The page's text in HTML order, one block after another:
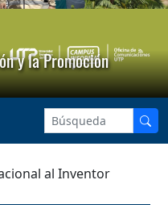
y la Promoción
al Inventor